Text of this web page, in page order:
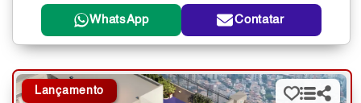
WhatsApp Contatar
Lançamento